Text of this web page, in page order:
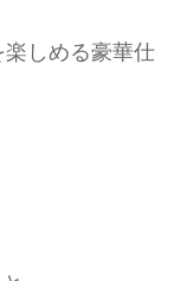
楽しめる豪華仕